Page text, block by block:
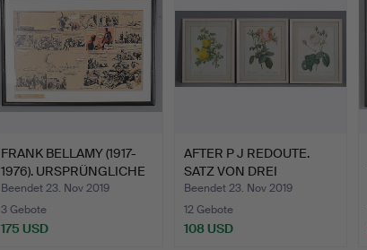
FRANK BELLAMY (1917-
1976). URSPRÜNGLICHE
C…
Beendet 23. Nov 2019
3 Gebote
175 USD
AFTER P J REDOUTE.
SATZ VON DREI
DEKORATIV…
Beendet 23. Nov 2019
12 Gebote
108 USD